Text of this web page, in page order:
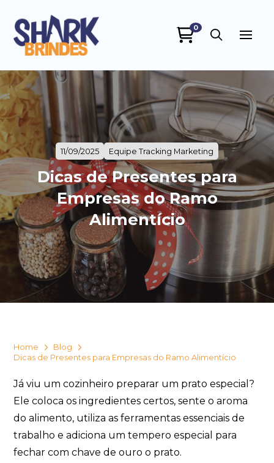
0
11/09/2025 Equipe Tracking Marketing
Dicas de Presentes para
Empresas do Ramo
Alimentício
Home
Blog
Dicas de Presentes para Empresas do Ramo Alimentício
Já viu um cozinheiro preparar um prato especial?
Ele coloca os ingredientes certos, sente o aroma
do alimento, utiliza as ferramentas essenciais de
trabalho e adiciona um tempero especial para
fechar com chave de ouro o prato.
SHARK BRINDES
online
+55
Eu concordo em receber comunicações.
qualquer momento.
Iniciar conversa